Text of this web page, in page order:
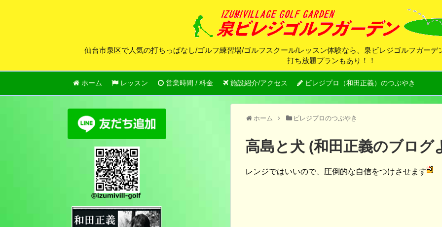
仙台市泉区で人気の打ちっぱなし/ゴルフ練習場/ゴルフスクール/レッスン体験なら、泉ビレジゴルフガー
打ち放題プランもあり！！
ホーム レッスン 営業時間 / 料金 施設紹介/アクセス ビレジプロ（和田正義）のつぶやき
ホーム ビレジプロのつぶやき
高島と犬 (和田正義のブログ
レンジではいいので、圧倒的な自信をつけさせます